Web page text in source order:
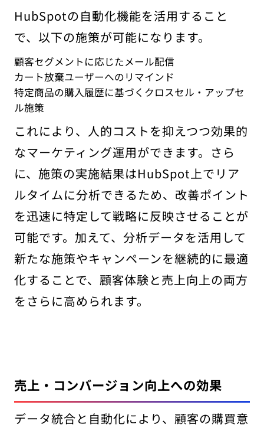
HubSpotの自動化機能を活用すること
で、以下の施策が可能になります。
顧客セグメントに応じたメール配信
カート放棄ユーザーへのリマインド
特定商品の購入履歴に基づくクロスセル・アップセ
ル施策
これにより、人的コストを抑えつつ効果的
なマーケティング運用ができます。さら
に、施策の実施結果はHubSpot上でリア
ルタイムに分析できるため、改善ポイント
を迅速に特定して戦略に反映させることが
可能です。加えて、分析データを活用して
新たな施策やキャンペーンを継続的に最適
化することで、顧客体験と売上向上の両方
をさらに高められます。
売上・コンバージョン向上への効果
データ統合と自動化により、顧客の購買意